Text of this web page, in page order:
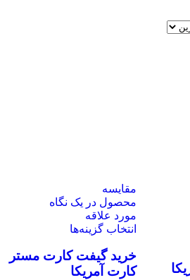
مقایسه
محصول در یک نگاه
مورد علاقه
انتخاب گزینه‌ها
خرید گیفت کارت مستر
کارت آمریکا